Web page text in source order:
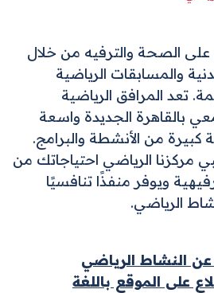
على الصحة والترفيه من خلال
والمسابقات الرياضية
تعد المرافق الرياضية
بالقاهرة الجديدة واسعة
من الأنشطة والبرامج.
الرياضي احتياجاتك من
ويوفر منفذًا تنافسيًا
الرياضي.
النشاط الرياضي
على الموقع باللغة